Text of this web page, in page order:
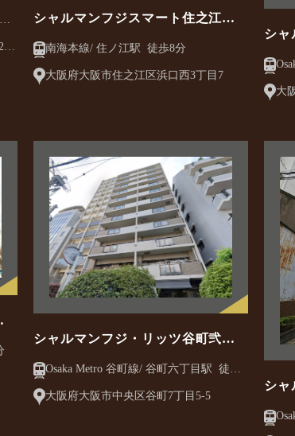
シャルマンフジスマート住之江フ
南海本線/ 住ノ江駅 徒歩8分
大阪府大阪市住之江区浜口西3丁目7
シャ
大
分
シャルマンフジ・リッツ谷町弐番
Osaka Metro 谷町線/ 谷町六丁目駅 徒歩5
大阪府大阪市中央区谷町7丁目5-5
シャ
Osaka